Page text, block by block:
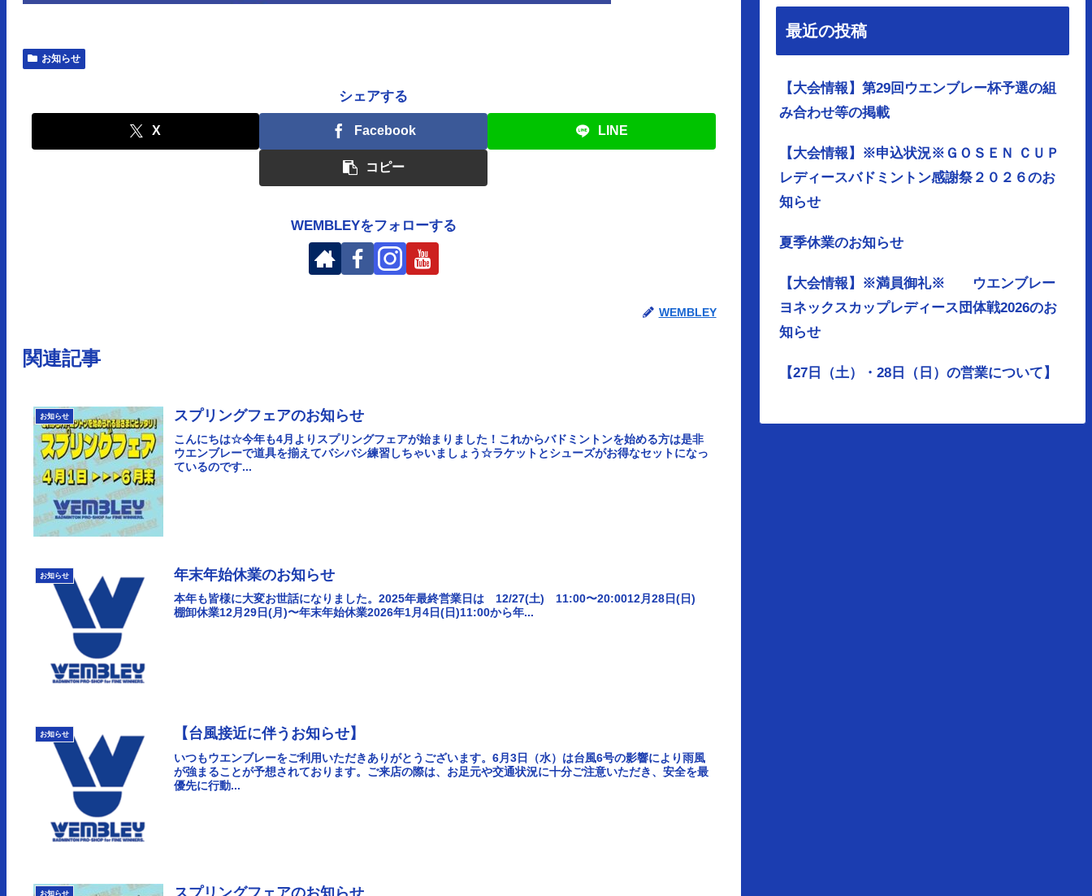
お知らせ
シェアする
X Facebook LINE
コピー
WEMBLEYをフォローする
WEMBLEY
関連記事
お知らせ スプリングフェアのお知らせ
こんにちは☆今年も4月よりスプリングフェアが始まりました！これからバドミントンを始める方は是非
ウエンブレーで道具を揃えてバシバシ練習しちゃいましょう☆ラケットとシューズがお得なセットになっ
ているのです...
お知らせ 年末年始休業のお知らせ
本年も皆様に大変お世話になりました。2025年最終営業日は 12/27(土) 11:00〜20:0012月28日(日)
棚卸休業12月29日(月)〜年末年始休業2026年1月4日(日)11:00から年...
お知らせ 【台風接近に伴うお知らせ】
いつもウエンブレーをご利用いただきありがとうございます。6月3日（水）は台風6号の影響により雨風
が強まることが予想されております。ご来店の際は、お足元や交通状況に十分ご注意いただき、安全を最
優先に行動...
お知らせ
最近の投稿
【大会情報】第29回ウエンブレー杯予選の組
み合わせ等の掲載
【大会情報】※申込状況※ＧＯＳＥＮ ＣＵＰ
レディースバドミントン感謝祭２０２６のお
知らせ
夏季休業のお知らせ
【大会情報】※満員御礼※ ウエンブレー
ヨネックスカップレディース団体戦2026のお
知らせ
【27日（土）・28日（日）の営業について】